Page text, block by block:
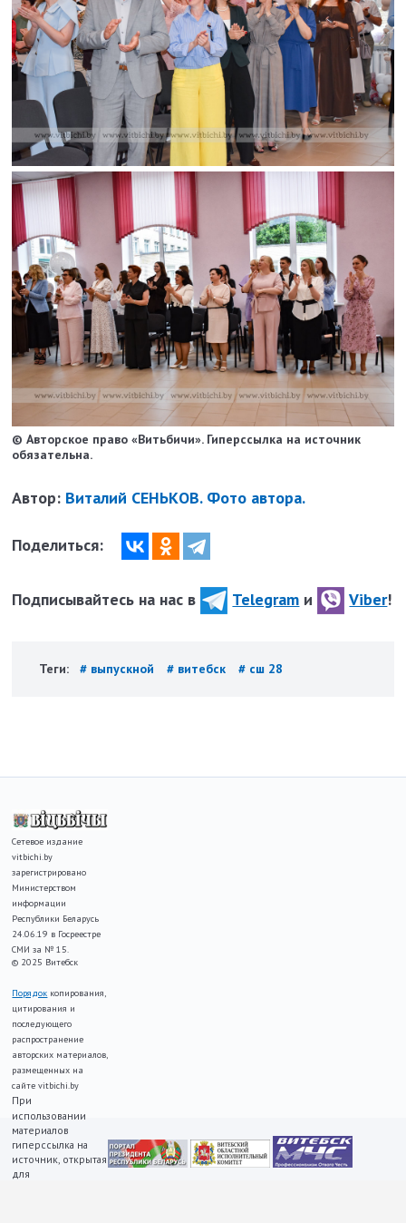
© Авторское право «Витьбичи». Гиперссылка на источник
обязательна.
Автор: Виталий СЕНЬКОВ. Фото автора.
Поделиться:
Подписывайтесь на нас в Telegram и Viber!
Теги: # выпускной # витебск # сш 28
Сетевое издание
vitbichi.by
зарегистрировано
Министерством
информации
Республики Беларусь
24.06.19 в Госреестре
СМИ за № 15.
© 2025 Витебск
Порядок копирования,
цитирования и
последующего
распространение
авторских материалов,
размещенных на
сайте vitbichi.by
При
использовании
материалов
гиперссылка на
источник, открытая
для